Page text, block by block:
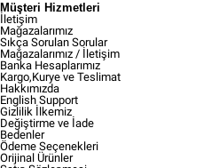
Müşteri Hizmetleri
İletişim
Mağazalarımız
Sıkça Sorulan Sorular
Mağazalarımız / İletişim
Banka Hesaplarımız
Kargo,Kurye ve Teslimat
Hakkımızda
English Support
Gizlilik İlkemiz
Değiştirme ve İade
Bedenler
Ödeme Seçenekleri
Orijinal Ürünler